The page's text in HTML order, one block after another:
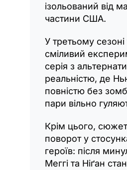
ізольований від
частини США.
У третьому сезоні
сміливий
серія з
реальністю, де
повністю без
пари вільно
Крім цього,
поворот у
героїв: після
Меггі та Ніґан